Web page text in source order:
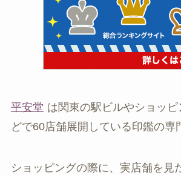
平安堂 は関東の駅ビルやショッ
どで60店舗展開している印鑑の専
ショッピングの際に、実店舗を見